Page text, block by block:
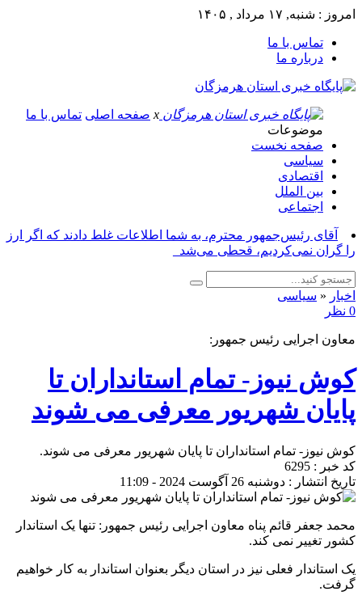
امروز : شنبه, ۱۷ مرداد , ۱۴۰۵
تماس با ما
درباره ما
x صفحه اصلی تماس با ما
موضوعات
صفحه نخست
سیاسی
اقتصادی
بین الملل
اجتماعی
آقای رئیس‌جمهور محترم، به شما اطلاعات غلط دادند که اگر ارز
را گران نمی‌کردیم، قحطی می‌شد_
اخبار « سیاسی
0 نظر
معاون اجرایی رئیس جمهور:
کوش نیوز- تمام استانداران تا
پایان شهریور معرفی می شوند
کوش نیوز- تمام استانداران تا پایان شهریور معرفی می شوند.
کد خبر : 6295
تاریخ انتشار : دوشنبه 26 آگوست 2024 - 11:09
محمد جعفر قائم پناه معاون اجرایی رئیس جمهور: تنها یک استاندار
کشور تغییر نمی کند.
یک استاندار فعلی نیز در استان دیگر بعنوان استاندار به کار خواهیم
گرفت.